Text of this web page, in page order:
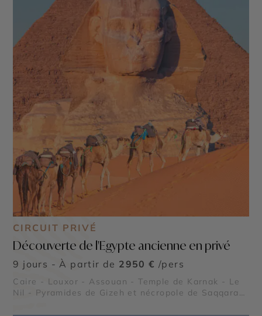
CIRCUIT PRIVÉ
Découverte de l'Egypte ancienne en privé
9 jours - À partir de 2950 € /pers
Caire - Louxor - Assouan - Temple de Karnak - Le
Nil - Pyramides de Gizeh et nécropole de Saqqarah